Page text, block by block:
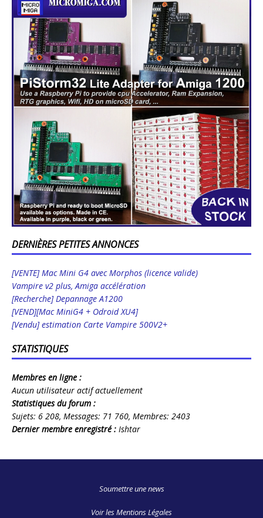
DERNIÈRES PETITES ANNONCES
[VENTE] Mac Mini G4 avec Morphos (licence valide)
Vampire v2 plus, Amiga accélération
[Recherche] Depannage A1200
[VEND][Mac MiniG4 + Odroid XU4]
[Vendu] estimation Carte Vampire 500V2+
STATISTIQUES
Membres en ligne :
Aucun utilisateur actif actuellement
Statistiques du forum :
Sujets: 6 208, Messages: 71 760, Membres: 2403
Dernier membre enregistré : Ishtar
Soumettre une news
Voir les Mentions Légales